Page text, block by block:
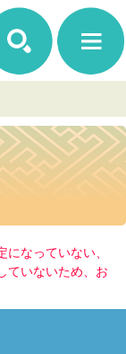
なっていない、
ていないため、お